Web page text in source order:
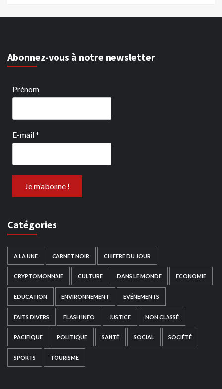
Abonnez-vous à notre newsletter
Prénom
E-mail*
Catégories
A LA UNE CARNET NOIR CHIFFRE DU JOUR
CRYPTOMONNAIE CULTURE DANS LE MONDE ECONOMIE
EDUCATION ENVIRONNEMENT EVÉNEMENTS
FAITS DIVERS FLASH INFO JUSTICE NON CLASSÉ
PACIFIQUE POLITIQUE SANTÉ SOCIAL SOCIÉTÉ
SPORTS TOURISME